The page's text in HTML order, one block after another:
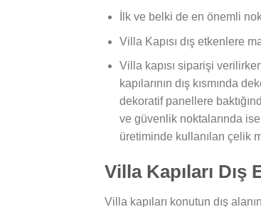
İlk ve belki de en önemli
Villa Kapısı dış etkenlere
Villa kapısı siparişi
kapılarının dış kısmında
dekoratif panellere
ve güvenlik noktalarında ise
üretiminde kullanılan çelik
Villa Kapıları Dış
Villa kapıları konutun dış